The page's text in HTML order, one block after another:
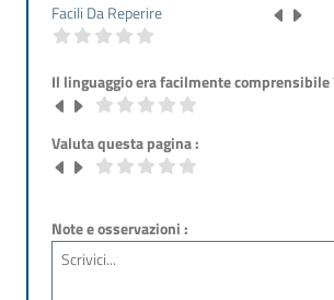
Facili Da Reperire
Il linguaggio era facilmente comprensibile
Valuta questa pagina :
Note e osservazioni :